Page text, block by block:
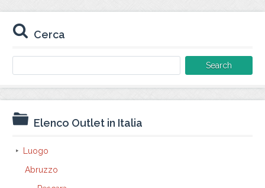
Cerca
for:
Elenco Outlet in Italia
Luogo
Abruzzo